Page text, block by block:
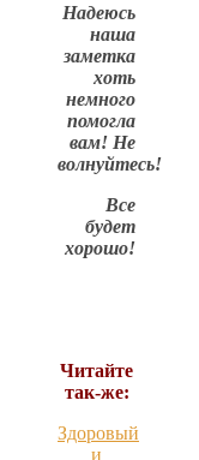
Надеюсь
наша
заметка
хоть
немного
помогла
вам! Не
волнуйтесь!
Все
будет
хорошо!
Читайте
так-же:
Здоровый
и